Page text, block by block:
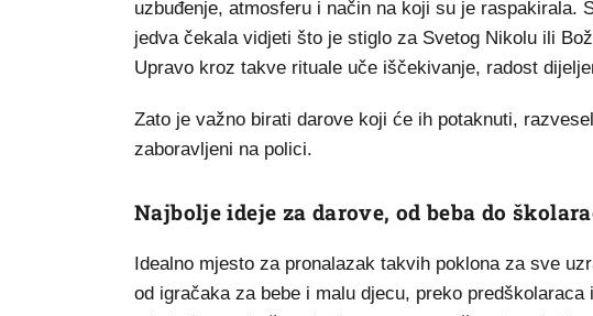
uzbuđenje, atmosferu i način na koji su je raspakirala.
jedva čekala vidjeti što je stiglo za Svetog Nikolu ili
Upravo kroz takve rituale uče iščekivanje, radost
Zato je važno birati darove koji će ih potaknuti,
zaboravljeni na polici.
Najbolje ideje za darove, od beba do
Idealno mjesto za pronalazak takvih poklona za sve
od igračaka za bebe i malu djecu, preko